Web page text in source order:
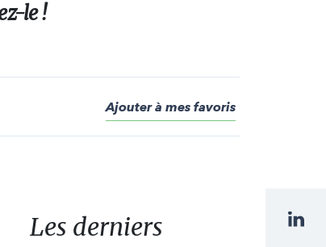
le !
Ajouter à mes favoris
Les derniers